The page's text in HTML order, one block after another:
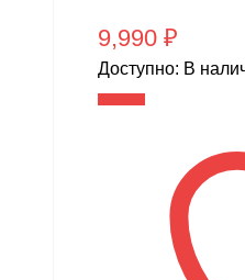
9,990 ₽
Доступно: В